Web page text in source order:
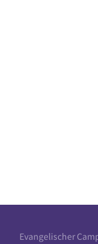
Evangelischer